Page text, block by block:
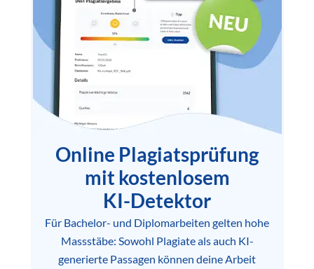
Online Plagiatsprüfung
mit kostenlosem
KI-Detektor
Für Bachelor- und Diplomarbeiten gelten hohe
Massstäbe: Sowohl Plagiate als auch KI-
generierte Passagen können deine Arbeit